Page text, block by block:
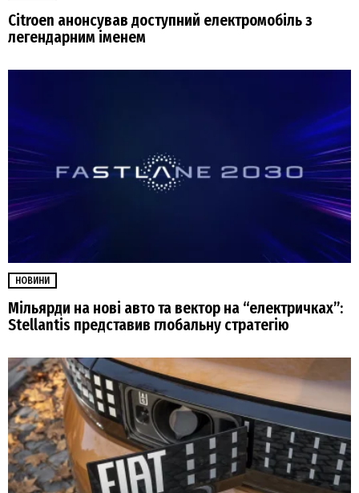
Citroen анонсував доступний електромобіль з
легендарним іменем
НОВИНИ
Мільярди на нові авто та вектор на “електричках”:
Stellantis представив глобальну стратегію